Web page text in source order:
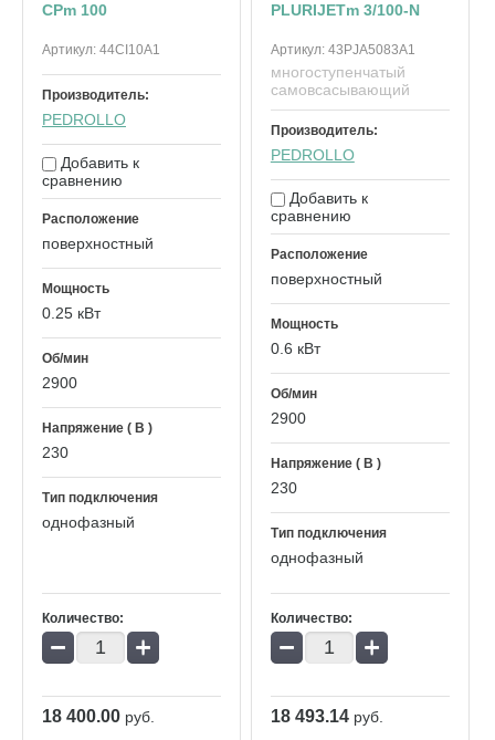
CPm 100
Артикул: 44CI10A1
Производитель:
PEDROLLO
Добавить к
сравнению
Расположение
поверхностный
Мощность
0.25 кВт
Об/мин
2900
Напряжение ( В )
230
Тип подключения
однофазный
Количество:
− +
18 400.00 руб.
PLURIJETm 3/100-N
Артикул:43PJA5083A1
многоступенчатый
самовсасывающий
Производитель:
PEDROLLO
Добавить к
сравнению
Расположение
поверхностный
Мощность
0.6 кВт
Об/мин
2900
Напряжение ( В )
230
Тип подключения
однофазный
Количество:
− +
18 493.14 руб.